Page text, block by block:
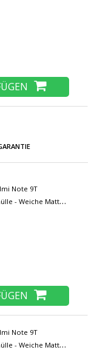
Note 9T
- Weiche Matte
Note 9T
- Weiche Matte